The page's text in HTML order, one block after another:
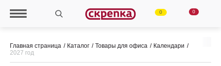
0 0
Главная страница Каталог Товары для офиса
Календари
2027 год